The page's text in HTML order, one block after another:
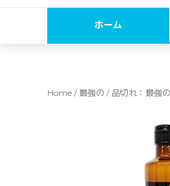
ホーム
Home / 最強の / 品切れ：最強